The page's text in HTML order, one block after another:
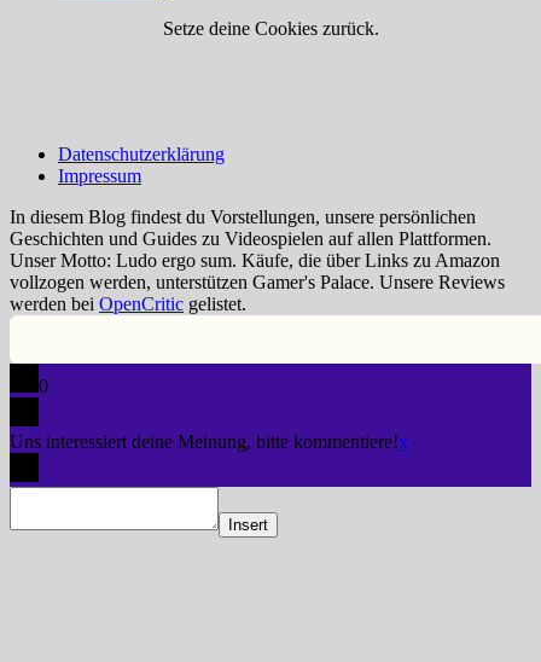
Setze deine Cookies zurück.
Datenschutzerklärung
Impressum
In diesem Blog findest du Vorstellungen, unsere persönlichen
Geschichten und Guides zu Videospielen auf allen Plattformen.
Unser Motto: Ludo ergo sum. Käufe, die über Links zu Amazon
vollzogen werden, unterstützen Gamer's Palace. Unsere Reviews
werden bei OpenCritic gelistet.
0
Uns interessiert deine Meinung, bitte kommentiere!x
Insert